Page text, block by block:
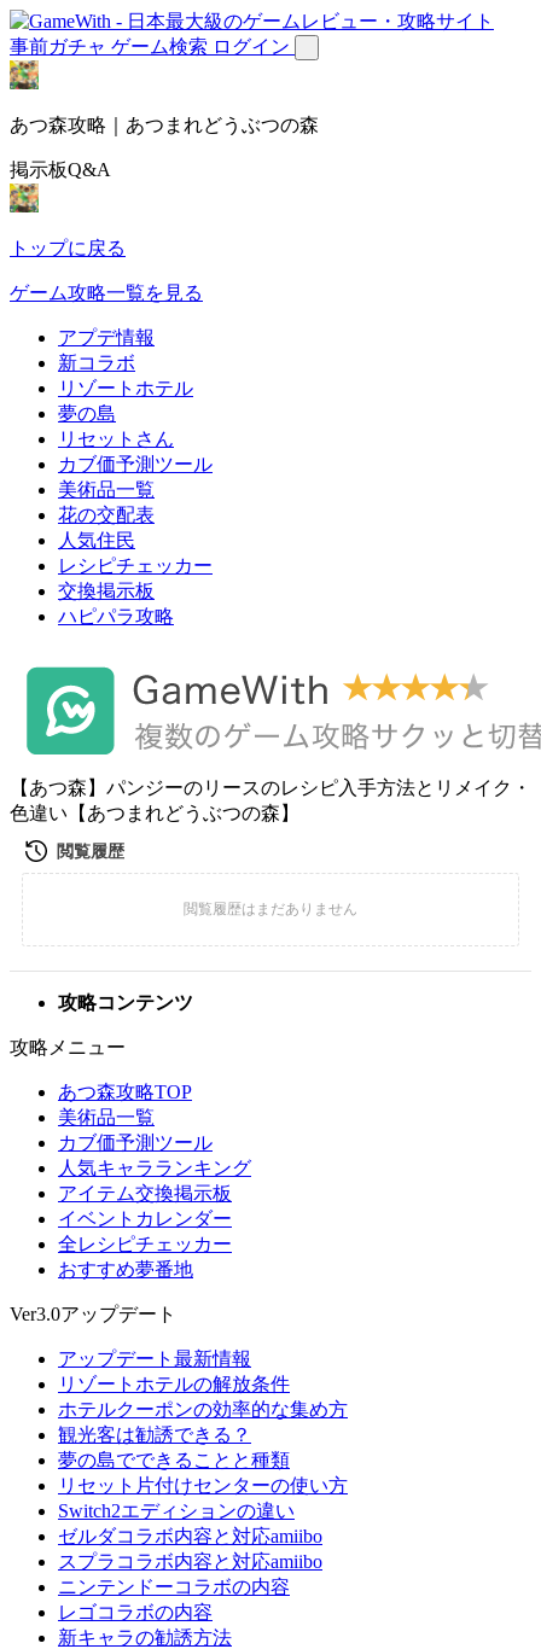
事前ガチャ ゲーム検索 ログイン
あつ森攻略｜あつまれどうぶつの森
掲示板Q&A
トップに戻る
ゲーム攻略一覧を見る
アプデ情報
新コラボ
リゾートホテル
夢の島
リセットさん
カブ価予測ツール
美術品一覧
花の交配表
人気住民
レシピチェッカー
交換掲示板
ハピパラ攻略
【あつ森】パンジーのリースのレシピ入手方法とリメイク・
色違い【あつまれどうぶつの森】
攻略コンテンツ
攻略メニュー
あつ森攻略TOP
美術品一覧
カブ価予測ツール
人気キャラランキング
アイテム交換掲示板
イベントカレンダー
全レシピチェッカー
おすすめ夢番地
Ver3.0アップデート
アップデート最新情報
リゾートホテルの解放条件
ホテルクーポンの効率的な集め方
観光客は勧誘できる？
夢の島でできることと種類
リセット片付けセンターの使い方
Switch2エディションの違い
ゼルダコラボ内容と対応amiibo
スプラコラボ内容と対応amiibo
ニンテンドーコラボの内容
レゴコラボの内容
新キャラの勧誘方法